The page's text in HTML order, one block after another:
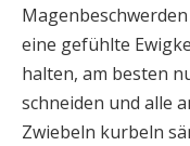
eine gefühlte
halten, am besten
schneiden und alle
Zwiebeln kurbeln